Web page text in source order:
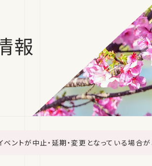
報
ベントが中止・延期・変更となっている場合